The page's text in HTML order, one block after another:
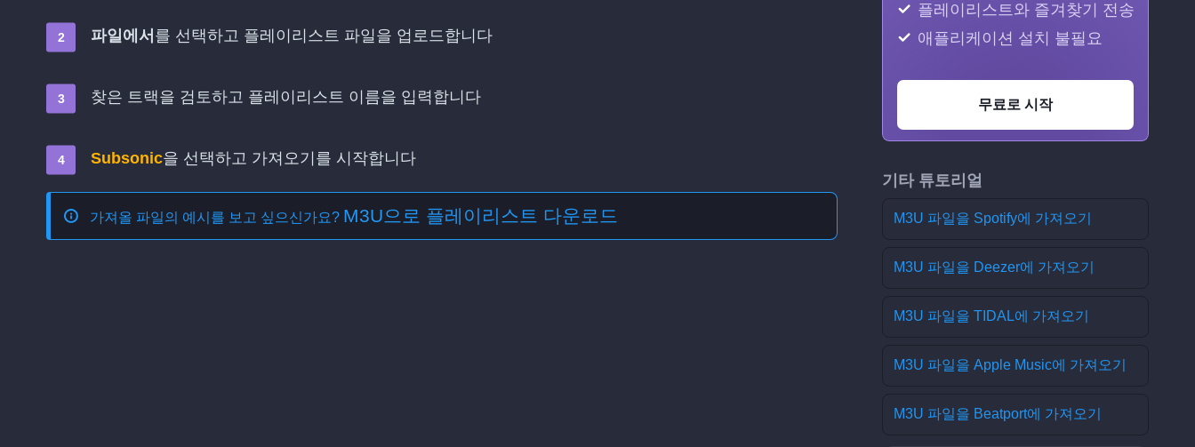
파일에서 를 선택하고 플레이리스트 파일을 업로드합니다
찾은 트랙을 검토하고 플레이리스트 이름을 입력합니다
Subsonic을 선택하고 가져오기를 시작합니다
가져올 파일의 예시를 보고 싶으신가요? M3U으로 플레이리스트 다운로드
플레이리스트와 즐겨찾기 전송
애플리케이션 설치 불필요
무료로 시작
기타 튜토리얼
M3U 파일을 Spotify에 가져오기
M3U 파일을 Deezer에 가져오기
M3U 파일을 TIDAL에 가져오기
M3U 파일을 Apple Music에 가져오기
M3U 파일을 Beatport에 가져오기